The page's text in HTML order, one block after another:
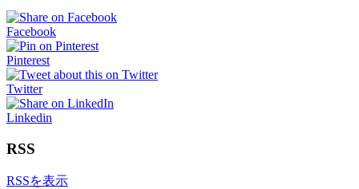
Facebook
Pinterest
Twitter
Linkedin
RSS
RSSを表示